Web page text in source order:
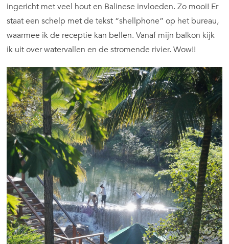
ingericht met veel hout en Balinese invloeden. Zo mooi! Er
staat een schelp met de tekst “shellphone” op het bureau,
waarmee ik de receptie kan bellen. Vanaf mijn balkon kijk
ik uit over watervallen en de stromende rivier. Wow!!